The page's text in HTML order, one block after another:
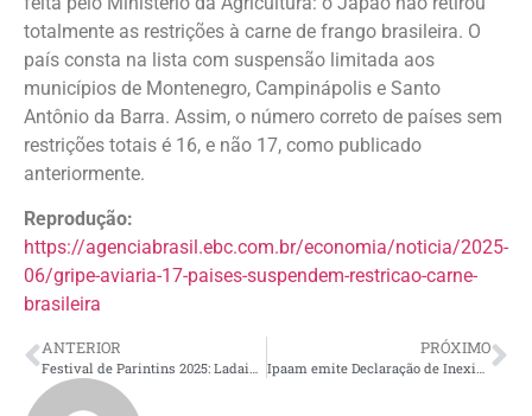
totalmente as restrições à carne de frango brasileira. O
país consta na lista com suspensão limitada aos
municípios de Montenegro, Campinápolis e Santo
Antônio da Barra. Assim, o número correto de países sem
restrições totais é 16, e não 17, como publicado
anteriormente.
Reprodução:
https://agenciabrasil.ebc.com.br/economia/noticia/2025-
06/gripe-aviaria-17-paises-suspendem-restricao-carne-
brasileira
ANTERIOR PRÓXIMO